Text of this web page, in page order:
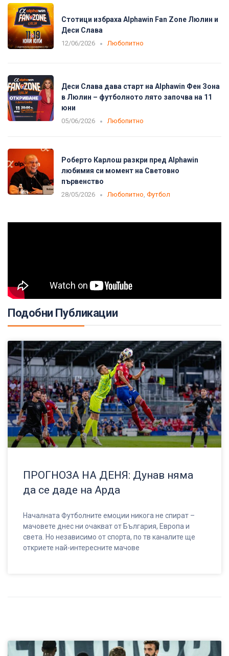
Стотици избраха Alphawin Fan Zone Люлин и
Деси Слава
12/06/2026 Любопитно
Деси Слава дава старт на Alphawin Фен Зона
в Люлин – футболното лято започва на 11
юни
05/06/2026 Любопитно
Роберто Карлош разкри пред Alphawin
любимия си момент на Световно
първенство
28/05/2026 Любопитно Футбол
Подобни Публикации
ПРОГНОЗА НА ДЕНЯ: Дунав няма
да се даде на Арда
Началната Футболните емоции никога не спират –
мачовете днес ни очакват от България, Европа и
света. Но независимо от спорта, по тв каналите ще
откриете най-интересните мачове